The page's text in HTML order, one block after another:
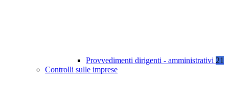
Provvedimenti dirigenti - amministrativi 21
Controlli sulle imprese